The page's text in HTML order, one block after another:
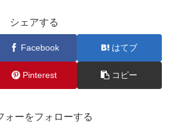
シェアする
Facebook はてブ
Pinterest コピー
ォーをフォローする